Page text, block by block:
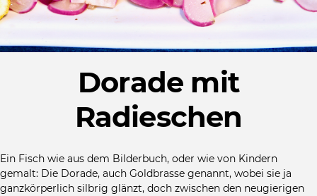
Dorade mit
Radieschen
Ein Fisch wie aus dem Bilderbuch, oder wie von Kindern
gemalt: Die Dorade, auch Goldbrasse genannt, wobei sie ja
ganzkörperlich silbrig glänzt, doch zwischen den neugierigen